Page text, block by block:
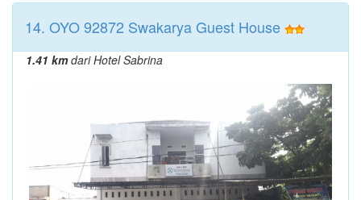
14. OYO 92872 Swakarya Guest House
1.41 kmdari Hotel Sabrina